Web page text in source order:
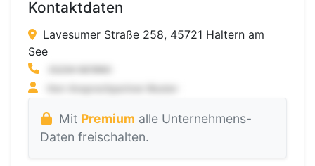
Kontaktdaten
Lavesumer Straße 258, 45721 Haltern am
See
Mit Premium alle Unternehmens-
Daten freischalten.